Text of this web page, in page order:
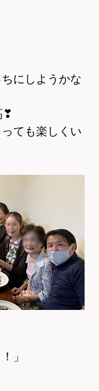
にしようかな
❣
ても楽しくい
」